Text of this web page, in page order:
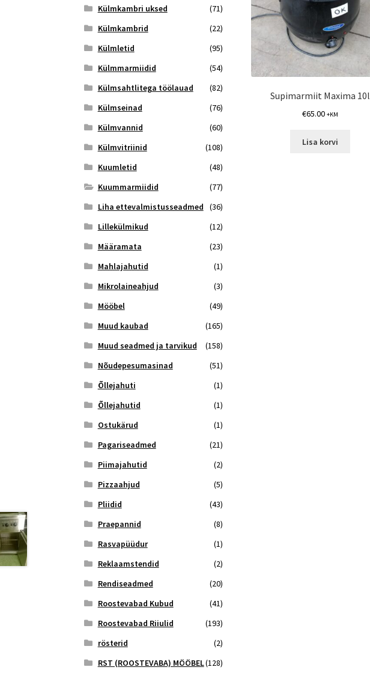
Supimarmiit Maxima 10l
€65.00 +KM
Lisa korvi
Külmkambri uksed
(71)
Külmkambrid
(22)
Külmletid
(95)
Külmmarmiidid
(54)
Külmsahtlitega töölauad
(82)
Külmseinad
(76)
Külmvannid
(60)
Külmvitriinid
(108)
Kuumletid
(48)
Kuummarmiidid
(77)
Liha ettevalmistusseadmed
(36)
Lillekülmikud
(12)
Määramata
(23)
Mahlajahutid
(1)
Mikrolaineahjud
(3)
Mööbel
(49)
Muud kaubad
(165)
Muud seadmed ja tarvikud
(158)
Nõudepesumasinad
(51)
Õllejahuti
(1)
Õllejahutid
(1)
Ostukärud
(1)
Pagariseadmed
(21)
Piimajahutid
(2)
Pizzaahjud
(5)
Pliidid
(43)
Praepannid
(8)
Rasvapüüdur
(1)
Reklaamstendid
(2)
Rendiseadmed
(20)
Roostevabad Kubud
(41)
Roostevabad Riiulid
(193)
rösterid
(2)
RST (ROOSTEVABA) MÖÖBEL(128)